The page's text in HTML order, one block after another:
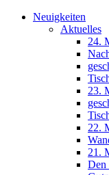
Neuigkeiten
Aktuelles
24.
23.
22.
21.
Den